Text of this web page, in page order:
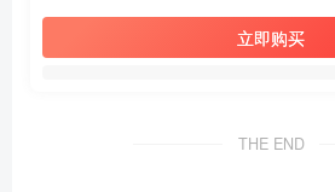
立即购买
THE END